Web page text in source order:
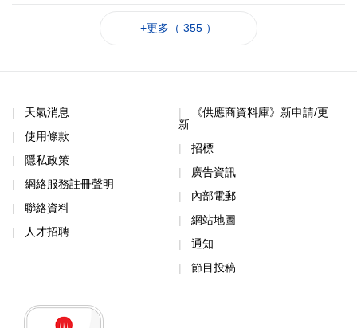
+更多（ 355 ）
天氣消息
使用條款
隱私政策
網絡服務註冊聲明
聯絡資料
人才招聘
《供應商資料庫》新申請/更
新
招標
廣告資訊
內部電郵
網站地圖
通知
節目投稿